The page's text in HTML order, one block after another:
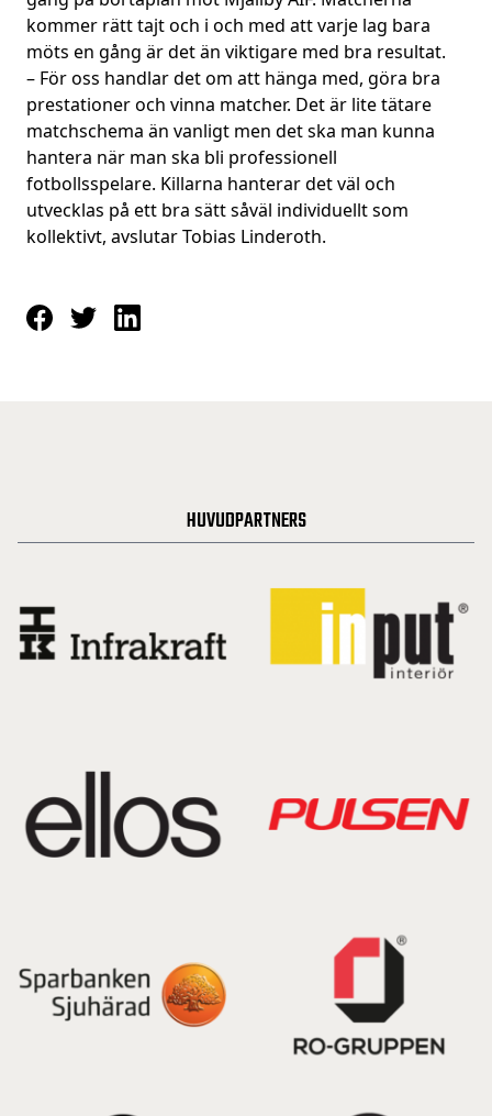
kommer rätt tajt och i och med att varje lag bara
möts en gång är det än viktigare med bra resultat.
– För oss handlar det om att hänga med, göra bra
prestationer och vinna matcher. Det är lite tätare
matchschema än vanligt men det ska man kunna
hantera när man ska bli professionell
fotbollsspelare. Killarna hanterar det väl och
utvecklas på ett bra sätt såväl individuellt som
kollektivt, avslutar Tobias Linderoth.
HUVUDPARTNERS